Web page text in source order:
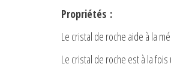
Propriétés :
Le cristal de roche aide à la
Le cristal de roche est à la